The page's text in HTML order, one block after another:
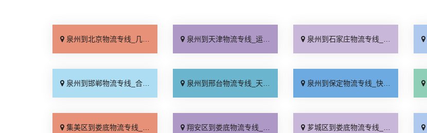
泉州到北京物流专线_几天到达「按时送达」 泉州到天津物流专线_运价查询「实时跟踪 」 泉州到石家庄物流专线_无需中转「来电咨询」
泉州到邯郸物流专线_合理收费「零担配货」 泉州到邢台物流专线_天天发车「高速快运」 泉州到保定物流专线_快运有保障「一站直达」
集美区到娄底物流专线_全境配送「多少一吨」 翔安区到娄底物流专线_要几天到「诚信经营」 芗城区到娄底物流专线_来电咨询「怎么收费」